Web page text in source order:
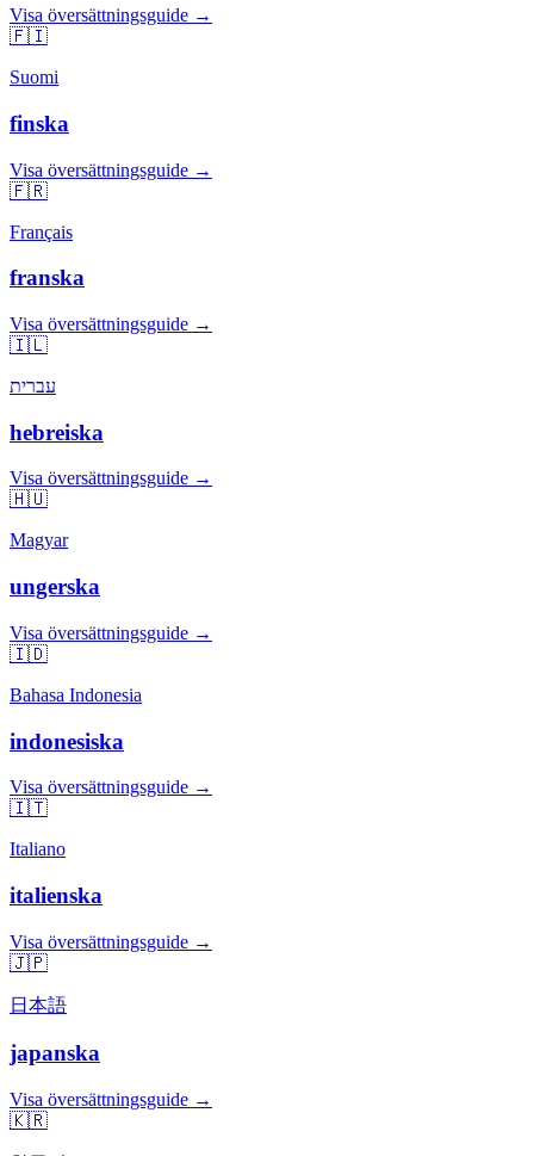
Visa översättningsguide →
🇫🇮
Suomi
finska
Visa översättningsguide →
🇫🇷
Français
franska
Visa översättningsguide →
🇮🇱
עברית
hebreiska
Visa översättningsguide →
🇭🇺
Magyar
ungerska
Visa översättningsguide →
🇮🇩
Bahasa Indonesia
indonesiska
Visa översättningsguide →
🇮🇹
Italiano
italienska
Visa översättningsguide →
🇯🇵
日本語
japanska
Visa översättningsguide →
🇰🇷